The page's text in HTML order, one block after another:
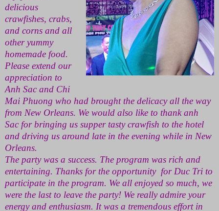
delicious
crawfishes, crabs,
and corns and all
other yummy
homemade food.
Please extend our
appreciation to
Anh Sac and Chi
Mai Phuong who had brought the delicacy all the way
from New Orleans. We would also like to thank anh
Sac for bringing us supper tasty crawfish to the hotel
and driving us around late in the evening while in New
Orleans.
The party was a success. The program was rich and
entertaining. Thanks for the opportunity for Duc Tri to
participate in the program. We all enjoyed so much, we
were the last to leave the party! We really admire your
energy and enthusiasm. It was a tremendous effort in